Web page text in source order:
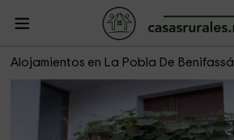
Alojamientos en La Pobla De Benifassá